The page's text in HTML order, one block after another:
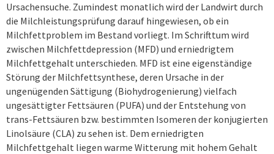
Ursachensuche. Zumindest monatlich wird der Landwirt durch
die Milchleistungsprüfung darauf hingewiesen, ob ein
Milchfettproblem im Bestand vorliegt. Im Schrifttum wird
zwischen Milchfettdepression (MFD) und erniedrigtem
Milchfettgehalt unterschieden. MFD ist eine eigenständige
Störung der Milchfettsynthese, deren Ursache in der
ungenügenden Sättigung (Biohydrogenierung) vielfach
ungesättigter Fettsäuren (PUFA) und der Entstehung von
trans-Fettsäuren bzw. bestimmten Isomeren der konjugierten
Linolsäure (CLA) zu sehen ist. Dem erniedrigten
Milchfettgehalt liegen warme Witterung mit hohem Gehalt